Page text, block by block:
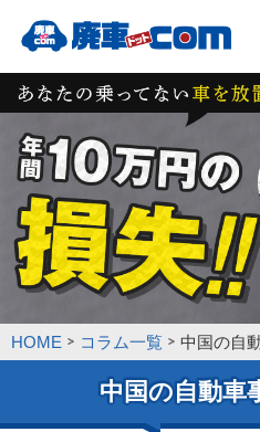
HOME コラム一覧 中国の自
中国の自動車